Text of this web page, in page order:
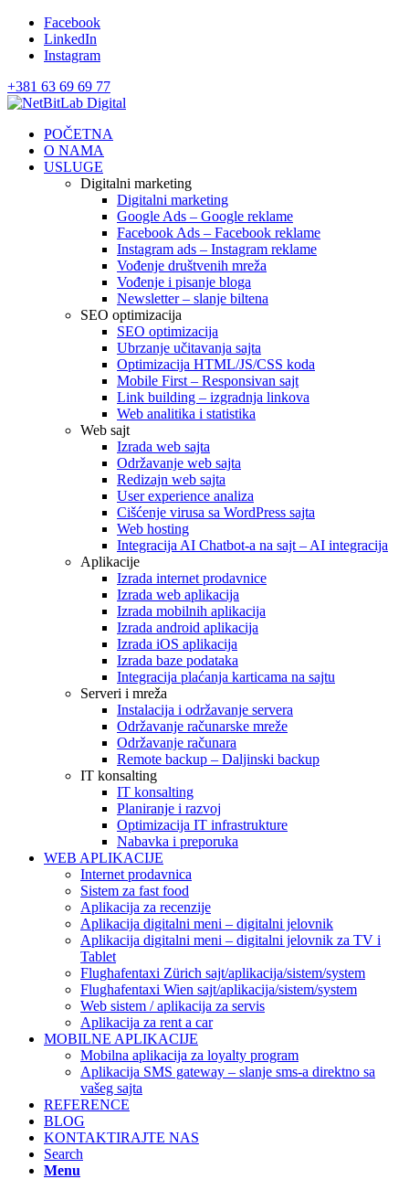
Facebook
LinkedIn
Instagram
+381 63 69 69 77
POČETNA
O NAMA
USLUGE
Digitalni marketing
Digitalni marketing
Google Ads – Google reklame
Facebook Ads – Facebook reklame
Instagram ads – Instagram reklame
Vođenje društvenih mreža
Vođenje i pisanje bloga
Newsletter – slanje biltena
SEO optimizacija
SEO optimizacija
Ubrzanje učitavanja sajta
Optimizacija HTML/JS/CSS koda
Mobile First – Responsivan sajt
Link building – izgradnja linkova
Web analitika i statistika
Web sajt
Izrada web sajta
Održavanje web sajta
Redizajn web sajta
User experience analiza
Cišćenje virusa sa WordPress sajta
Web hosting
Integracija AI Chatbot-a na sajt – AI integracija
Aplikacije
Izrada internet prodavnice
Izrada web aplikacija
Izrada mobilnih aplikacija
Izrada android aplikacija
Izrada iOS aplikacija
Izrada baze podataka
Integracija plaćanja karticama na sajtu
Serveri i mreža
Instalacija i održavanje servera
Održavanje računarske mreže
Održavanje računara
Remote backup – Daljinski backup
IT konsalting
IT konsalting
Planiranje i razvoj
Optimizacija IT infrastrukture
Nabavka i preporuka
WEB APLIKACIJE
Internet prodavnica
Sistem za fast food
Aplikacija za recenzije
Aplikacija digitalni meni – digitalni jelovnik
Aplikacija digitalni meni – digitalni jelovnik za TV i
Tablet
Flughafentaxi Zürich sajt/aplikacija/sistem/system
Flughafentaxi Wien sajt/aplikacija/sistem/system
Web sistem / aplikacija za servis
Aplikacija za rent a car
MOBILNE APLIKACIJE
Mobilna aplikacija za loyalty program
Aplikacija SMS gateway – slanje sms-a direktno sa
vašeg sajta
REFERENCE
BLOG
KONTAKTIRAJTE NAS
Search
Menu